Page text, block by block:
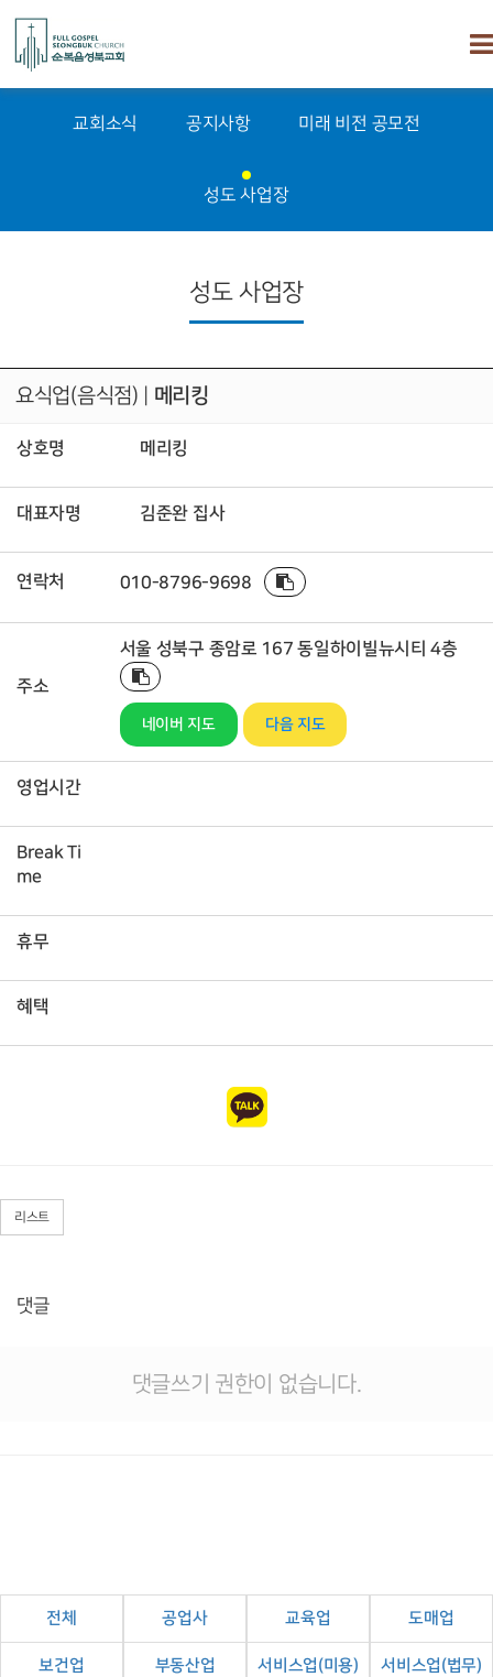
교회소식 공지사항 미래 비전 공모전
성도 사업장
성도 사업장
요식업(음식점) 메리킹
상호명 메리킹
대표자명 김준완 집사
연락처 010-8796-9698
주소
서울 성북구 종암로 167 동일하이빌뉴시티 4층
네이버 지도 다음 지도
영업시간
Break Ti
me
휴무
혜택
리스트
댓글
댓글쓰기 권한이 없습니다.
전체 공업사 교육업 도매업
보건업 부동산업 서비스업(미용) 서비스업(법무)